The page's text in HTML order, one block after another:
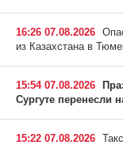
16:26 07.08.2026
из Казахстана в
15:54 07.08.2026
Сургуте перенесли
15:22 07.08.2026